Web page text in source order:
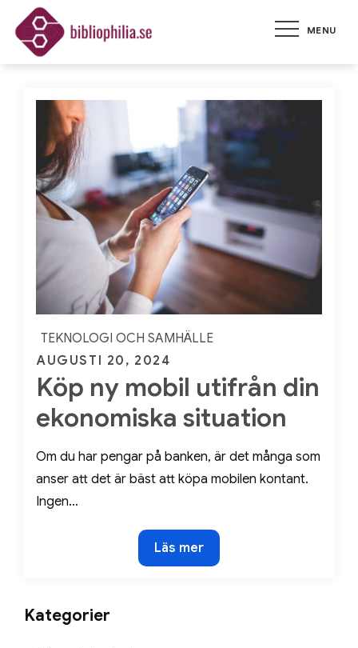
content
MENU
bibliophilia.se
Allt om teknologi och
TEKNOLOGI OCH SAMHÄLLE
Posted
on
AUGUSTI 20, 2024
Köp ny mobil utifrån din
ekonomiska situation
Om du har pengar på banken, är det många som
anser att det är bäst att köpa mobilen kontant.
Ingen…
Köp
ny
Läs mer
Kategorier